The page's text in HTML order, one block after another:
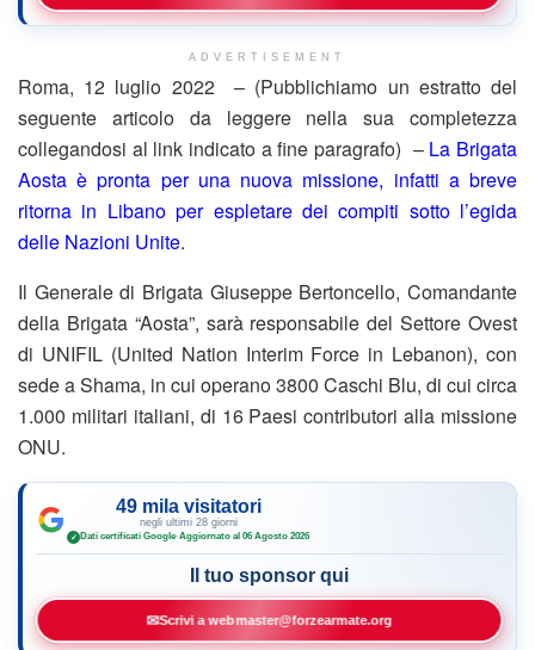
ADVERTISEMENT
Roma, 12 luglio 2022 – (Pubblichiamo un estratto del
seguente articolo da leggere nella sua completezza
collegandosi al link indicato a fine paragrafo) – La Brigata
Aosta è pronta per una nuova missione, infatti a breve
ritorna in Libano per espletare dei compiti sotto l’egida
delle Nazioni Unite.
Il Generale di Brigata Giuseppe Bertoncello, Comandante
della Brigata “Aosta”, sarà responsabile del Settore Ovest
di UNIFIL (United Nation Interim Force in Lebanon), con
sede a Shama, in cui operano 3800 Caschi Blu, di cui circa
1.000 militari italiani, di 16 Paesi contributori alla missione
ONU.
49 mila visitatori
negli ultimi 28 giorni
✓ Dati certificati Google·Aggiornato al 06 Agosto 2026
Il tuo sponsor qui
✉Scrivi a webmaster@forzearmate.org